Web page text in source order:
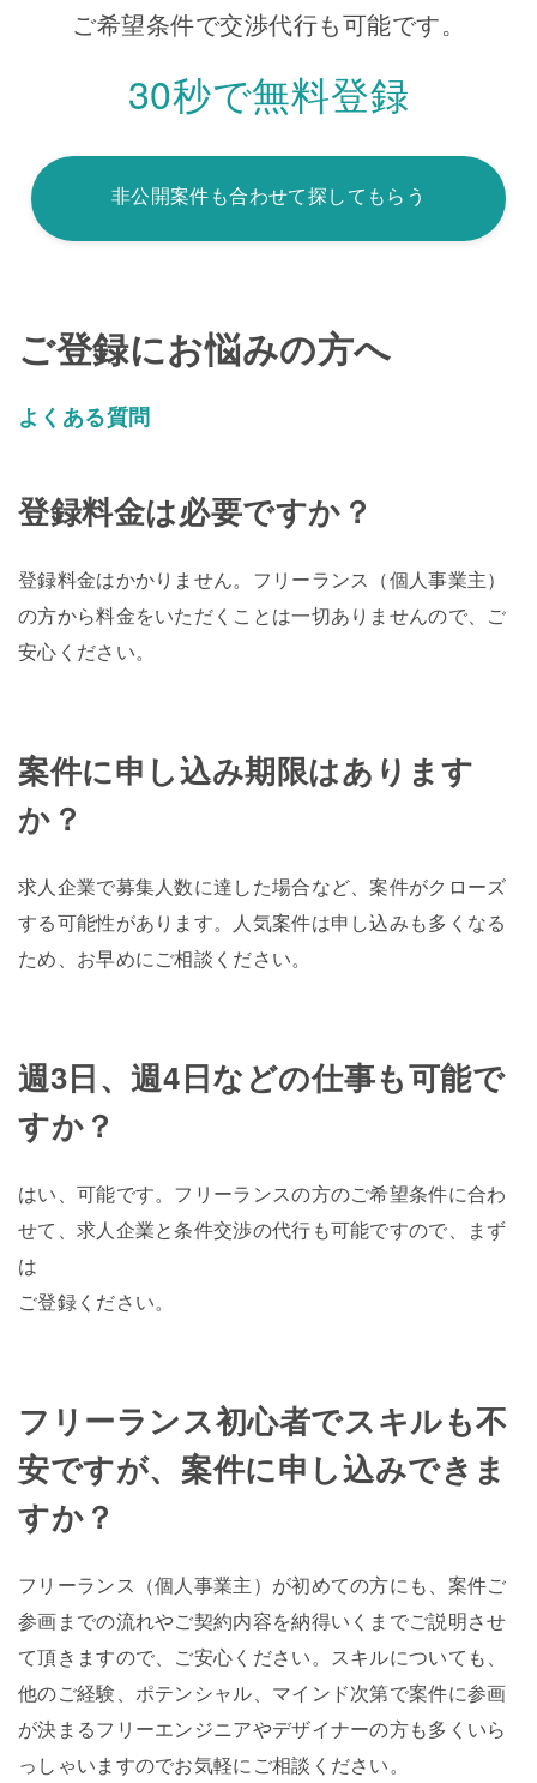
ご希望条件で交渉代行も可能です。
30秒で無料登録
非公開案件も合わせて探してもらう
ご登録にお悩みの方へ
よくある質問
登録料金は必要ですか？
登録料金はかかりません。フリーランス（個人事業主）
の方から料金をいただくことは一切ありませんので、ご
安心ください。
案件に申し込み期限はあります
か？
求人企業で募集人数に達した場合など、案件がクローズ
する可能性があります。人気案件は申し込みも多くなる
ため、お早めにご相談ください。
週3日、週4日などの仕事も可能で
すか？
はい、可能です。フリーランスの方のご希望条件に合わ
せて、求人企業と条件交渉の代行も可能ですので、まず
は
ご登録ください。
フリーランス初心者でスキルも不
安ですが、案件に申し込みできま
すか？
フリーランス（個人事業主）が初めての方にも、案件ご
参画までの流れやご契約内容を納得いくまでご説明させ
て頂きますので、ご安心ください。スキルについても、
他のご経験、ポテンシャル、マインド次第で案件に参画
が決まるフリーエンジニアやデザイナーの方も多くいら
っしゃいますのでお気軽にご相談ください。